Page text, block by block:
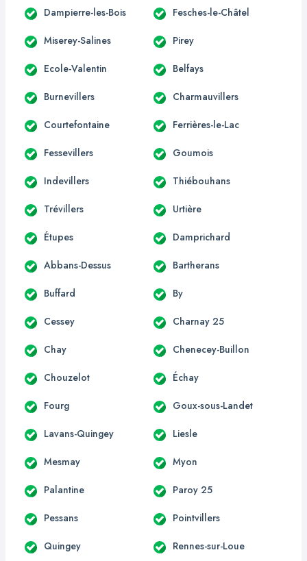
Dampierre-les-Bois Fesches-le-Châtel
Miserey-Salines Pirey
Ecole-Valentin Belfays
Burnevillers Charmauvillers
Courtefontaine Ferrières-le-Lac
Fessevillers Goumois
Indevillers Thiébouhans
Trévillers Urtière
Étupes Damprichard
Abbans-Dessus Bartherans
Buffard By
Cessey Charnay 25
Chay Chenecey-Buillon
Chouzelot Échay
Fourg Goux-sous-Landet
Lavans-Quingey Liesle
Mesmay Myon
Palantine Paroy 25
Pessans Pointvillers
Quingey Rennes-sur-Loue